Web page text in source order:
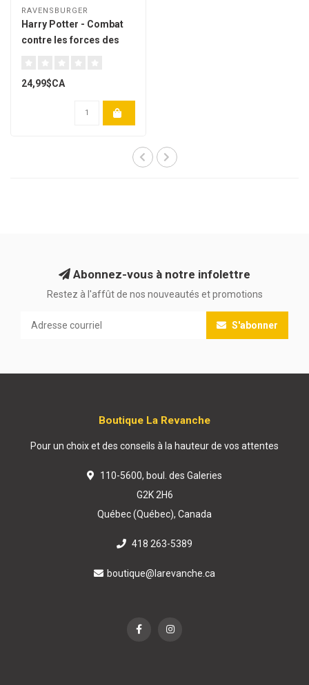
RAVENSBURGER
Harry Potter - Combat
contre les forces des
24,99$CA
Abonnez-vous à notre infolettre
Restez à l'affût de nos nouveautés et promotions
S'abonner
Boutique La Revanche
Pour un choix et des conseils à la hauteur de vos attentes
110-5600, boul. des Galeries
G2K 2H6
Québec (Québec), Canada
418 263-5389
boutique@larevanche.ca